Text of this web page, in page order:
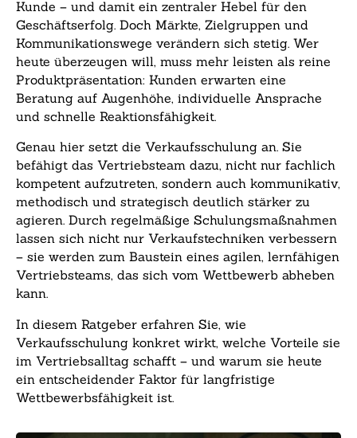
Kunde – und damit ein zentraler Hebel für den
Geschäftserfolg. Doch Märkte, Zielgruppen und
Kommunikationswege verändern sich stetig. Wer
heute überzeugen will, muss mehr leisten als reine
Produktpräsentation: Kunden erwarten eine
Beratung auf Augenhöhe, individuelle Ansprache
und schnelle Reaktionsfähigkeit.
Genau hier setzt die Verkaufsschulung an. Sie
befähigt das Vertriebsteam dazu, nicht nur fachlich
kompetent aufzutreten, sondern auch kommunikativ,
methodisch und strategisch deutlich stärker zu
agieren. Durch regelmäßige Schulungsmaßnahmen
lassen sich nicht nur Verkaufstechniken verbessern
– sie werden zum Baustein eines agilen, lernfähigen
Vertriebsteams, das sich vom Wettbewerb abheben
kann.
In diesem Ratgeber erfahren Sie, wie
Verkaufsschulung konkret wirkt, welche Vorteile sie
im Vertriebsalltag schafft – und warum sie heute
ein entscheidender Faktor für langfristige
Wettbewerbsfähigkeit ist.